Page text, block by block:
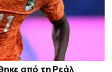
από τη Ρεάλ